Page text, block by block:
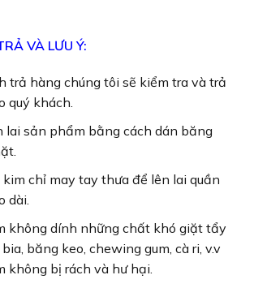
VÀ LƯU Ý:
trả hàng chúng tôi sẽ kiểm tra và trả
quý khách.
lai sản phẩm bằng cách dán băng
kim chỉ may tay thưa để lên lai quần
dài.
không dính những chất khó giặt tẩy
bia, băng keo, chewing gum, cà ri, v.v
không bị rách và hư hại.